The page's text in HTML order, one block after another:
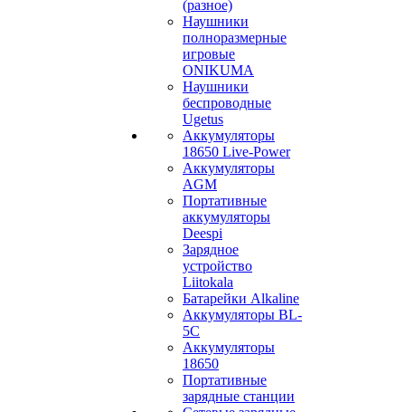
(разное)
Наушники
полноразмерные
игровые
ONIKUMA
Наушники
беспроводные
Ugetus
Аккумуляторы
18650 Live-Power
Аккумуляторы
АGM
Портативные
аккумуляторы
Deespi
Зарядное
устройство
Liitokala
Батарейки Alkaline
Аккумуляторы BL-
5C
Аккумуляторы
18650
Портативные
зарядные станции